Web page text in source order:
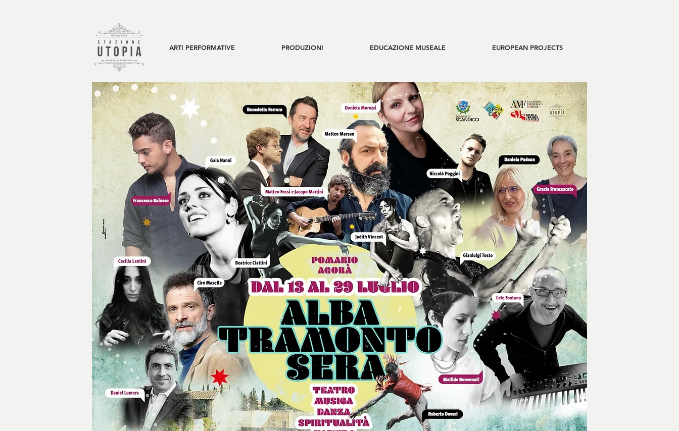
ARTI PERFORMATIVE PRODUZIONI EDUCAZIONE MUSEALE EUROPEAN PROJECTS